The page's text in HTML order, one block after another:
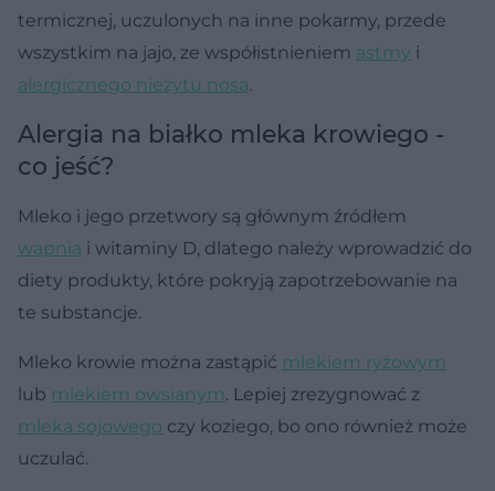
termicznej, uczulonych na inne pokarmy, przede
wszystkim na jajo, ze współistnieniem astmy i
alergicznego nieżytu nosa.
Alergia na białko mleka krowiego -
co jeść?
Mleko i jego przetwory są głównym źródłem
wapnia i witaminy D, dlatego należy wprowadzić do
diety produkty, które pokryją zapotrzebowanie na
te substancje.
Mleko krowie można zastąpić mlekiem ryżowym
lub mlekiem owsianym. Lepiej zrezygnować z
mleka sojowego czy koziego, bo ono również może
uczulać.